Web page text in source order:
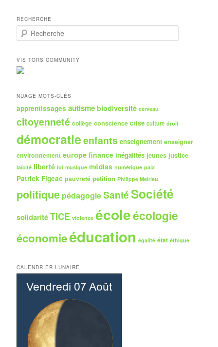
RECHERCHE
e
h
e
r
h
VISITORS COMMUNITY
NUAGE MOTS-CLÉS
apprentissages autisme biodiversité cerveau
citoyenneté collège conscience crise culture droit
démocratieenfants enseignement enseigner
environnement europe finance inégalités jeunes justice
laïcité liberté loi musique médias numérique paix
Patrick Figeac pauvreté petition Philippe Meirieu
politique pédagogieSantéSociété
solidaritéTICE violence écoleécologie
économieéducation égalité état éthique
CALENDRIER LUNAIRE